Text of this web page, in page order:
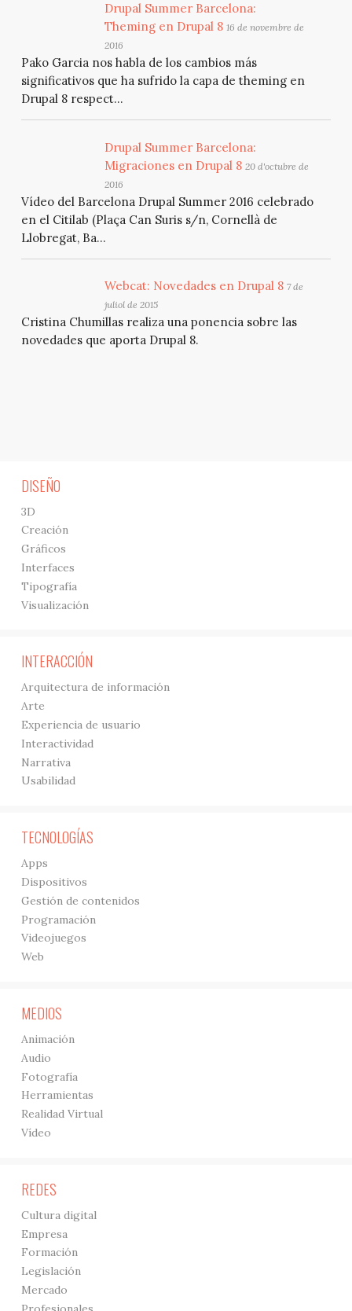
Drupal Summer Barcelona:
Theming en Drupal 8 16 de novembre de
2016
Pako Garcia nos habla de los cambios más
significativos que ha sufrido la capa de theming en
Drupal 8 respect...
Drupal Summer Barcelona:
Migraciones en Drupal 8 20 d'octubre de
2016
Vídeo del Barcelona Drupal Summer 2016 celebrado
en el Citilab (Plaça Can Suris s/n, Cornellà de
Llobregat, Ba...
Webcat: Novedades en Drupal 8 7 de
juliol de 2015
Cristina Chumillas realiza una ponencia sobre las
novedades que aporta Drupal 8.
DISEÑO
3D
Creación
Gráficos
Interfaces
Tipografía
Visualización
INTERACCIÓN
Arquitectura de información
Arte
Experiencia de usuario
Interactividad
Narrativa
Usabilidad
TECNOLOGÍAS
Apps
Dispositivos
Gestión de contenidos
Programación
Videojuegos
Web
MEDIOS
Animación
Audio
Fotografía
Herramientas
Realidad Virtual
Vídeo
REDES
Cultura digital
Empresa
Formación
Legislación
Mercado